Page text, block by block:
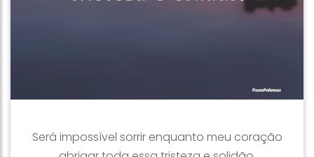
Será impossível sorrir enquanto meu coração